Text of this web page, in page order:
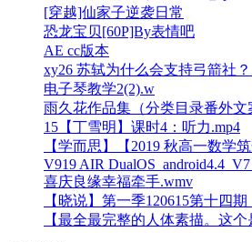
[穿越]仙家子逆袭日常
恐龙宝贝[60P]By表情吧
AE cc版本
xy26 苏轼为什么会支持弓箭社
电子琴教学2(2).w
雨久花作品集（分类目录番外文
15【丁雪明】课时4：听力.mp4
【学而思】【2019 秋高一数学
V919 AIR
喜庆良缘幸福牵手.wmv
【晓说】第一季120615第十四
【最全最完整的人体素描。这